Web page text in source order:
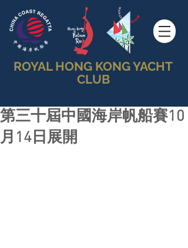
ROYAL HONG KONG YACHT
CLUB
第三十屆中國海岸帆船賽10
月14日展開